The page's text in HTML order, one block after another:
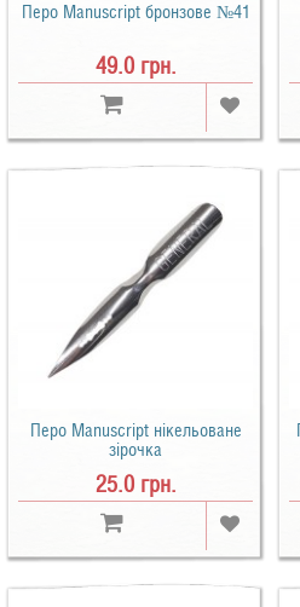
Перо Manuscript бронзове №41
49.0 грн.
Перо Manuscript нікельоване
зірочка
25.0 грн.